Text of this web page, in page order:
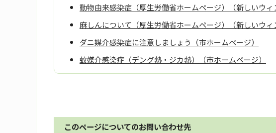
動物由来感染症（厚生労働省ホームページ）（新しいウィ
麻しんについて（厚生労働省ホームページ）（新しいウィ
ダニ媒介感染症に注意しましょう（市ホームページ）
蚊媒介感染症（デング熱・ジカ熱）（市ホームページ）
このページについてのお問い合わせ先